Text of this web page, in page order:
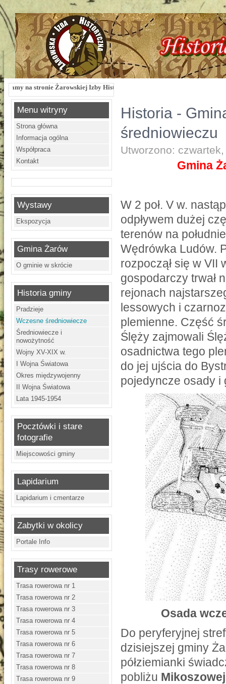
Żarowskiej Izby Historycznej !!! Żarowska Izba Historyczna, ul.
Menu witryny
Strona główna
Informacja ogólna
Współpraca
Kontakt
Wystawy
Ekspozycja
Gmina Żarów
O gminie w skrócie
Historia gminy
Pradzieje
Wczesne średniowiecze
Średniowiecze i
nowożytność
Wojny XV-XIX w.
I Wojna Światowa
Okres międzywojenny
II Wojna Światowa
Lata 1945-1954
Pocztówki i stare
fotografie
Miejscowości gminy
Lapidarium
Lapidarium i cmentarze
Zabytki w okolicy
Portale Info
Trasy rowerowe
Trasa rowerowa nr 1
Trasa rowerowa nr 2
Trasa rowerowa nr 3
Trasa rowerowa nr 4
Trasa rowerowa nr 5
Trasa rowerowa nr 6
Trasa rowerowa nr 7
Trasa rowerowa nr 8
Trasa rowerowa nr 9
Historia -
średniowieczu
Utworzono:
Gmina
W 2 poł. V w.
odpływem dużej
terenów na
Wędrówka Ludów.
rozpoczął się w VII
gospodarczy trwał
rejonach
lessowych i
plemienne. Część
Ślęży zajmowali
osadnictwa tego
do jej ujścia do
pojedyncze osady i
Osada
Do peryferyjnej
dzisiejszej gminy
półziemianki
pobliżu